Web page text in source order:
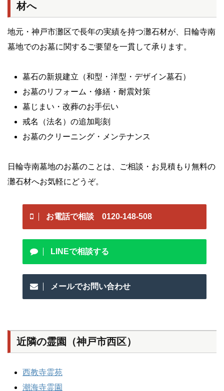
材へ
地元・神戸市灘区で長年の実績を持つ灘石材が、日輪寺南
墓地でのお墓に関するご要望を一貫して承ります。
墓石の新規建立（和型・洋型・デザイン墓石）
お墓のリフォーム・修繕・耐震対策
墓じまい・改葬のお手伝い
戒名（法名）の追加彫刻
お墓のクリーニング・メンテナンス
日輪寺南墓地のお墓のことは、ご相談・お見積もり無料の
灘石材へお気軽にどうぞ。
お電話で相談 0120-148-508
LINEで相談する
メールでお問い合わせ
近隣の霊園（神戸市西区）
西教寺霊苑
潮海寺霊園